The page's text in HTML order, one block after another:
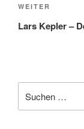
Nächster
Beitrag
WEITER
Lars Kepler –
nach: